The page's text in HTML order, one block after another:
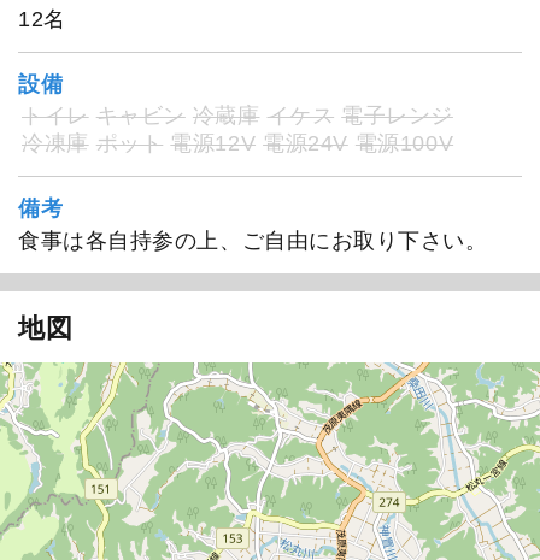
12名
設備
トイレ キャビン 冷蔵庫 イケス 電子レンジ
冷凍庫 ポット 電源12V 電源24V 電源100V
備考
食事は各自持参の上、ご自由にお取り下さい。
地図
1/20